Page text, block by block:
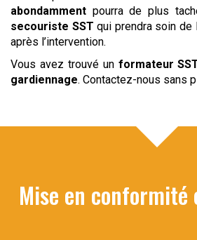
abondamment pourra de plus
secouriste SST qui prendra soin
après l’intervention.
Vous avez trouvé un formateur
gardiennage. Contactez-nous sans
Mise en conformité